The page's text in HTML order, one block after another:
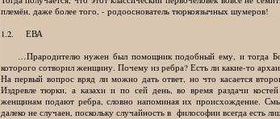
племён, даже более того, - родооснователь тюркоязычных шумеров!
1.2. ЕВА
…Прародителю нужен был помощник подобный ему, и тогда
которого сотворил женщину. Почему из ребра? Есть ли какие-то
На первый вопрос вряд ли можно дать ответ, но что касается
Издревле тюрки, а казахи и по сей день, во время раздачи
женщинам подают ребра, словно напоминая их происхождение.
далеко не случаен, поскольку случайность в философии всегда есть